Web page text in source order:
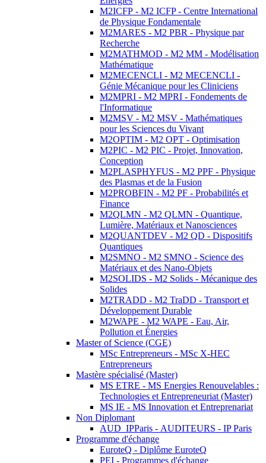
M2ICFP - M2 ICFP - Centre International
de Physique Fondamentale
M2MARES - M2 PBR - Physique par
Recherche
M2MATHMOD - M2 MM - Modélisation
Mathématique
M2MECENCLI - M2 MECENCLI -
Génie Mécanique pour les Cliniciens
M2MPRI - M2 MPRI - Fondements de
l'Informatique
M2MSV - M2 MSV - Mathématiques
pour les Sciences du Vivant
M2OPTIM - M2 OPT - Optimisation
M2PIC - M2 PIC - Projet, Innovation,
Conception
M2PLASPHYFUS - M2 PPF - Physique
des Plasmas et de la Fusion
M2PROBFIN - M2 PF - Probabilités et
Finance
M2QLMN - M2 QLMN - Quantique,
Lumière, Matériaux et Nanosciences
M2QUANTDEV - M2 QD - Dispositifs
Quantiques
M2SMNO - M2 SMNO - Science des
Matériaux et des Nano-Objets
M2SOLIDS - M2 Solids - Mécanique des
Solides
M2TRADD - M2 TraDD - Transport et
Développement Durable
M2WAPE - M2 WAPE - Eau, Air,
Pollution et Énergies
Master of Science (CGE)
MSc Entrepreneurs - MSc X-HEC
Entrepreneurs
Mastère spécialisé (Master)
MS ETRE - MS Energies Renouvelables :
Technologies et Entrepreneuriat (Master)
MS IE - MS Innovation et Entreprenariat
Non Diplomant
AUD_IPParis - AUDITEURS - IP Paris
Programme d'échange
EuroteQ - Diplôme EuroteQ
PEI - Programmes d'échange